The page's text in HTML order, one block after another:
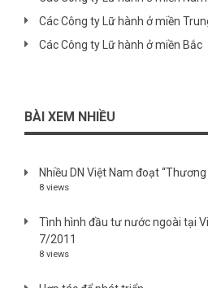
Các Công ty Lữ hành ở miền
Các Công ty Lữ hành ở miền Bắc
BÀI XEM NHIỀU
Nhiều DN Việt Nam đoạt
8 views
Tình hình đầu tư nước ngoài tại
7/2011
8 views